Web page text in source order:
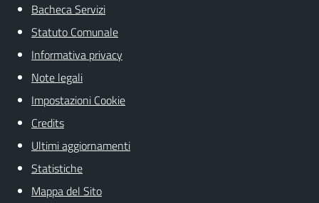
Bacheca Servizi
Statuto Comunale
Informativa privacy
Note legali
Impostazioni Cookie
Credits
Ultimi aggiornamenti
Statistiche
Mappa del Sito